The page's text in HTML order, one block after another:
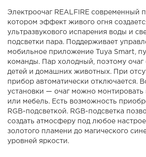
Электроочаг REALFIRE современный
котором эффект живого огня
ультразвукового испарения воды и
подсветки пара. Поддерживает
мобильное приложение Tuya Smart,
команды. Пар холодный, поэтому очаг
детей и домашних животных. При
прибор автоматически отключается.
установки — очаг можно монтировать
или мебель. Есть возможность
RGB-подсветкой. RGB-подсветка
создать атмосферу под любое
золотого пламени до магического
уровней яркости.